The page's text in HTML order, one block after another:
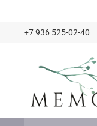
+7 936 525-02-40